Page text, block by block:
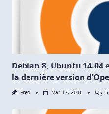
Debian 8, Ubuntu
la dernière version
Fred Mar 17, 2016